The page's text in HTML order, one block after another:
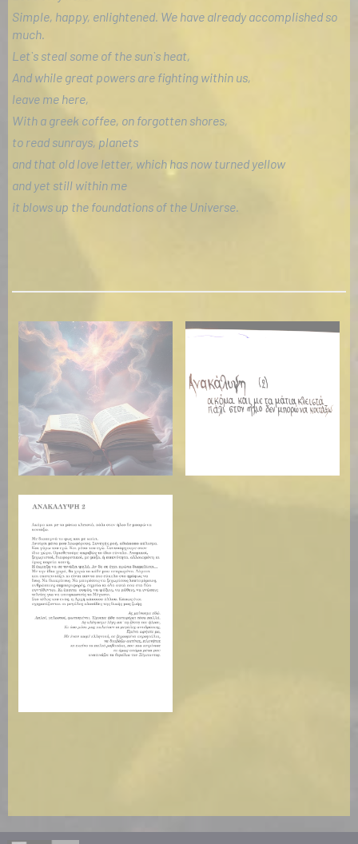
Simple, happy, enlightened. We have already accomplished so
much.
Let`s steal some of the sun`s heat,
And while great powers are fighting within us,
leave me here,
With a greek coffee, on forgotten shores,
to read sunrays, planets
and that old love letter, which has now turned yellow
and yet still within me
it blows up the foundations of the Universe.